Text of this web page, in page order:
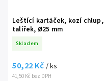
Leštící kartáček, kozí chlup,
talířek, Ø25 mm
Skladem
41,50 Kč bez DPH
50,22 Kč / ks